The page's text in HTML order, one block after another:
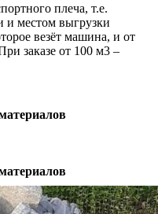
плеча, т.е.
и местом выгрузки
везёт машина, и от
заказе от 100 м3 –